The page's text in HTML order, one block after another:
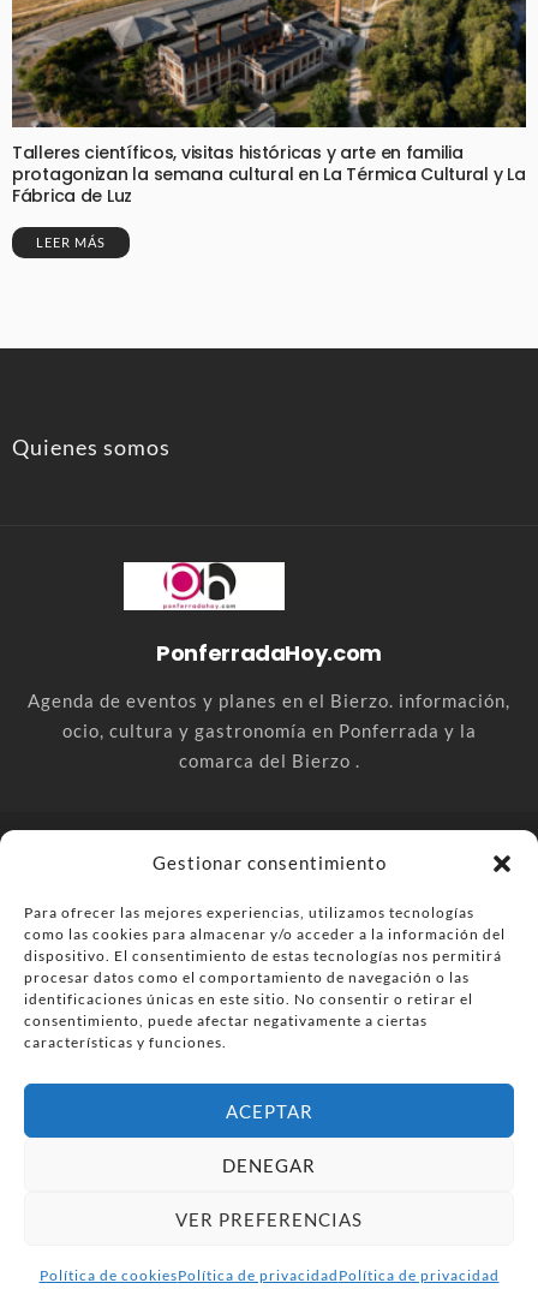
Gestionar consentimiento
Para ofrecer las mejores experiencias, utilizamos tecnologías
como las cookies para almacenar y/o acceder a la información del
dispositivo. El consentimiento de estas tecnologías nos permitirá
procesar datos como el comportamiento de navegación o las
identificaciones únicas en este sitio. No consentir o retirar el
consentimiento, puede afectar negativamente a ciertas
características y funciones.
ACEPTAR
DENEGAR
VER PREFERENCIAS
Política de cookiesPolítica de privacidad Política de privacidad
Talleres científicos, visitas históricas y arte en familia
protagonizan la semana cultural en La Térmica Cultural y La
Fábrica de Luz
LEER MÁS
Quienes somos
PonferradaHoy.com
Agenda de eventos y planes en el Bierzo. información,
ocio, cultura y gastronomía en Ponferrada y la
comarca del Bierzo .
Anúnciate
Más información sobre las cookies
Envía tu negocio
Contacta Política de privacidad